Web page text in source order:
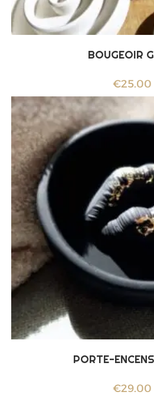
BOUGEOIR
€25.00
PORTE-
€29.00